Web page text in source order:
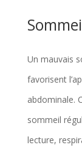
s
e
n
t
r
Un mauvais
favorisent
abdominale.
sommeil
lecture,